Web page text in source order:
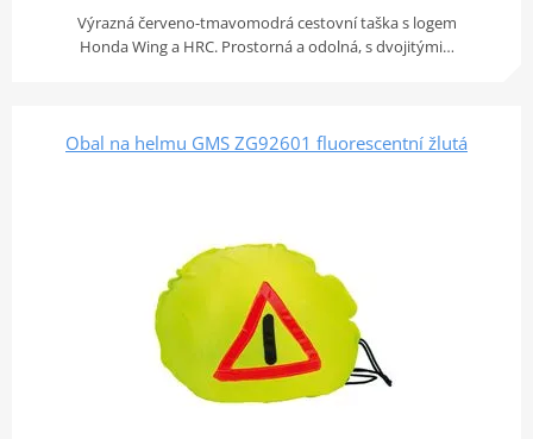
Výrazná červeno-tmavomodrá cestovní taška s logem
Honda Wing a HRC. Prostorná a odolná, s dvojitými…
Obal na helmu GMS ZG92601 fluorescentní žlutá